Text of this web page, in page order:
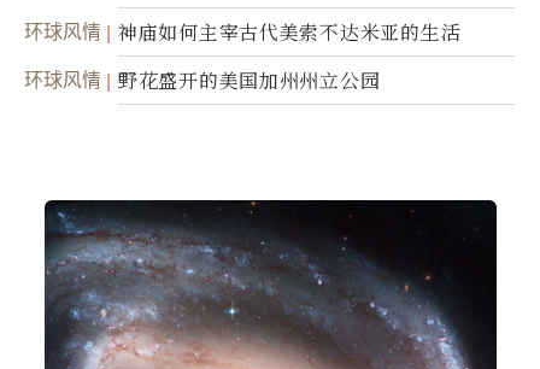
环球风情 神庙如何主宰古代美索不达米亚的生活
环球风情 野花盛开的美国加州州立公园